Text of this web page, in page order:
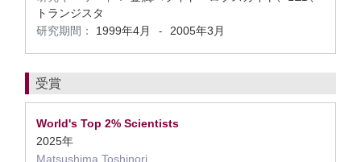
トランジスタ
研究期間：
1999年4月 - 2005年3月
受賞
World's Top 2% Scientists
2025年
Matsushima Toshinori